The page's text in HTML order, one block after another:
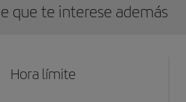
que te interese además
Hora límite